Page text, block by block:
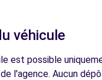
véhicule
est possible
l'agence. Aucun